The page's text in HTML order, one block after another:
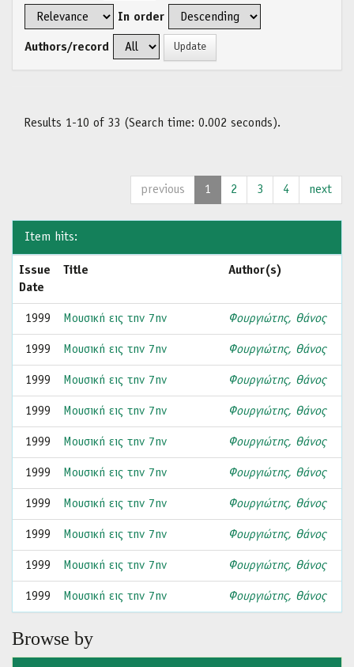
In order
Authors/record
Results 1-10 of 33 (Search time: 0.002 seconds).
previous 1 2 3 4 next
Item hits:
Issue
Date
Title Author(s)
1999 Μουσική εις την 7ην Φουργιώτης, Θάνος
1999 Μουσική εις την 7ην Φουργιώτης, Θάνος
1999 Μουσική εις την 7ην Φουργιώτης, Θάνος
1999 Μουσική εις την 7ην Φουργιώτης, Θάνος
1999 Μουσική εις την 7ην Φουργιώτης, Θάνος
1999 Μουσική εις την 7ην Φουργιώτης, Θάνος
1999 Μουσική εις την 7ην Φουργιώτης, Θάνος
1999 Μουσική εις την 7ην Φουργιώτης, Θάνος
1999 Μουσική εις την 7ην Φουργιώτης, Θάνος
1999 Μουσική εις την 7ην Φουργιώτης, Θάνος
Browse by